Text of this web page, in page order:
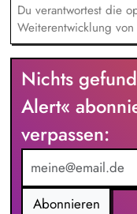
Du verantwortest die
Weiterentwicklung von
arbeitest Du im Team
zusammen und
die Umsetzung und
gehören
organisatorische
Konzeption, Planung
und Vorbereitung der
Nichts
Alert«
verpassen:
Abonnieren